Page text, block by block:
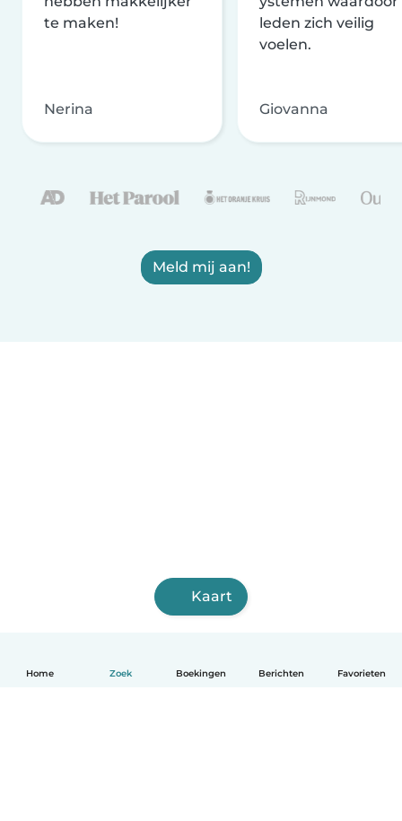
Home Zoek Boekingen Berichten Favorieten
te maken!
Nerina
leden zich veilig
voelen.
Giovanna
Meld mij aan!
Kaart